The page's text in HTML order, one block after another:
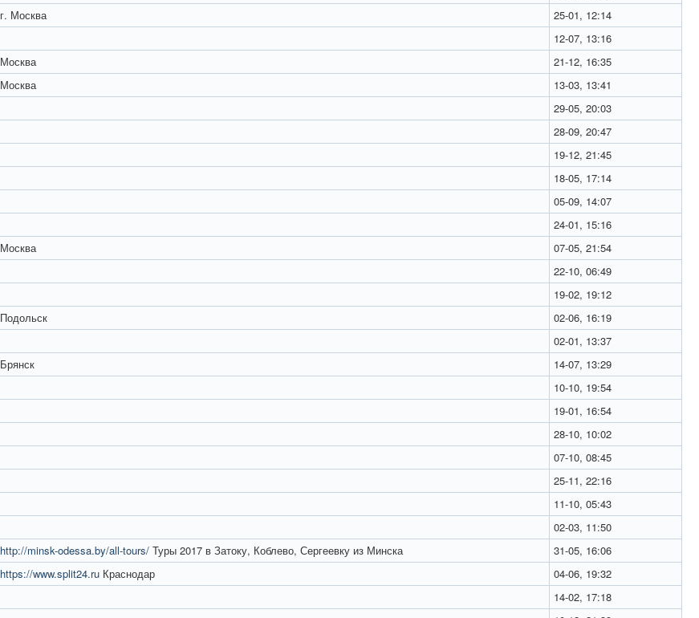
г. Москва
25-01, 12:14
12-07, 13:16
Москва
21-12, 16:35
Москва
13-03, 13:41
29-05, 20:03
28-09, 20:47
19-12, 21:45
18-05, 17:14
05-09, 14:07
24-01, 15:16
Москва
07-05, 21:54
22-10, 06:49
19-02, 19:12
Подольск
02-06, 16:19
02-01, 13:37
Брянск
14-07, 13:29
10-10, 19:54
19-01, 16:54
28-10, 10:02
07-10, 08:45
25-11, 22:16
11-10, 05:43
02-03, 11:50
http://minsk-odessa.by/all-tours/ Туры 2017 в Затоку, Коблево, Сергеевку из Минска
31-05, 16:06
https://www.split24.ru Краснодар
04-06, 19:32
14-02, 17:18